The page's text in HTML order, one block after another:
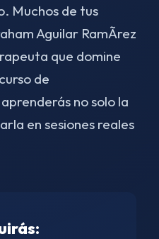
Muchos de tus
Aguilar RamÃ­rez
que domine
de
no solo la
en sesiones reales